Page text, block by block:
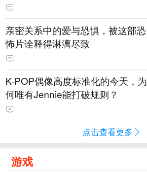
亲密关系中的爱与恐惧，被这部恐
怖片诠释得淋漓尽致
K-POP偶像高度标准化的今天，为
何唯有Jennie能打破规则？
点击查看更多
游戏